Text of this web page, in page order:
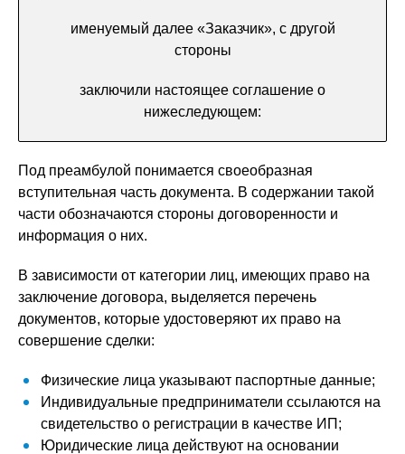
именуемый далее «Заказчик», с другой
стороны
заключили настоящее соглашение о
нижеследующем:
Под преамбулой понимается своеобразная
вступительная часть документа. В содержании такой
части обозначаются стороны договоренности и
информация о них.
В зависимости от категории лиц, имеющих право на
заключение договора, выделяется перечень
документов, которые удостоверяют их право на
совершение сделки:
Физические лица указывают паспортные данные;
Индивидуальные предприниматели ссылаются на
свидетельство о регистрации в качестве ИП;
Юридические лица действуют на основании